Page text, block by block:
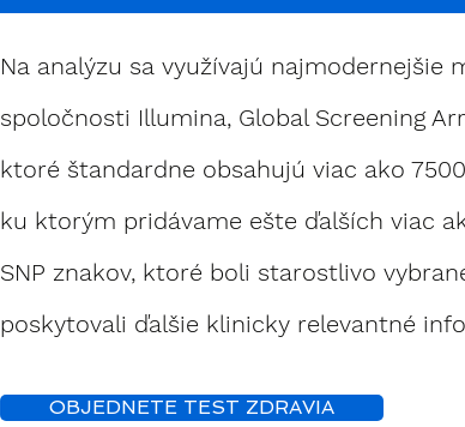
Na analýzu sa využívajú najmodernejšie
spoločnosti Illumina, Global Screening
ktoré štandardne obsahujú viac ako
ku ktorým pridávame ešte ďalších viac
SNP znakov, ktoré boli starostlivo
poskytovali ďalšie klinicky relevantné
OBJEDNETE TEST ZDRAVIA